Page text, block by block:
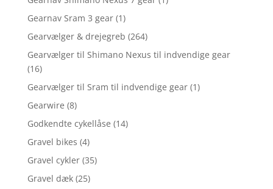
Gearnav Sram 3 gear (1)
Gearvælger & drejegreb (264)
Gearvælger til Shimano Nexus til indvendige gear
(16)
Gearvælger til Sram til indvendige gear (1)
Gearwire (8)
Godkendte cykellåse (14)
Gravel bikes (4)
Gravel cykler (35)
Gravel dæk (25)